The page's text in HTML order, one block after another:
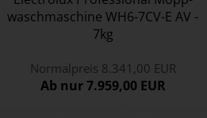
wasch­ma­schi­ne WH6-​7CV-E AV -
7kg
Normalpreis 8.341,00 EUR
Ab nur 7.959,00 EUR